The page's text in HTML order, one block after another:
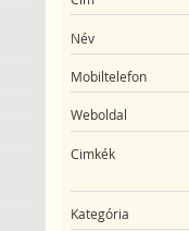
Név
Mobiltelefon
Weboldal
Cimkék
Kategória